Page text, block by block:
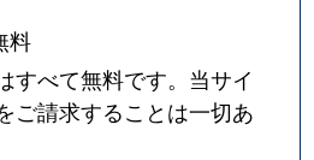
料
すべて無料です。当サイ
ご請求することは一切あ